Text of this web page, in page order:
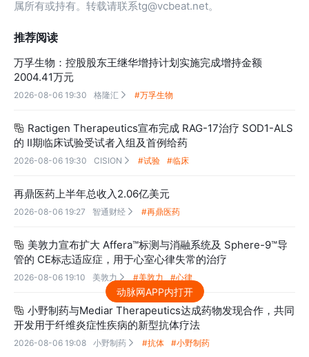
属所有或持有。转载请联系tg@vcbeat.net。
推荐阅读
万孚生物：控股股东王继华增持计划实施完成增持金额
2004.41万元
2026-08-06 19:30 格隆汇  #万孚生物
 Ractigen Therapeutics宣布完成 RAG-17治疗 SOD1-ALS
的 II期临床试验受试者入组及首例给药
2026-08-06 19:30 CISION  #试验 #临床
再鼎医药上半年总收入2.06亿美元
2026-08-06 19:27 智通财经  #再鼎医药
 美敦力宣布扩大 Affera™标测与消融系统及 Sphere-9™导
管的 CE标志适应症，用于心室心律失常的治疗
2026-08-06 19:10 美敦力  #美敦力 #心律
 小野制药与Mediar Therapeutics达成药物发现合作，共同
开发用于纤维炎症性疾病的新型抗体疗法
2026-08-06 19:08 小野制药  #抗体 #小野制药
动脉网APP内打开